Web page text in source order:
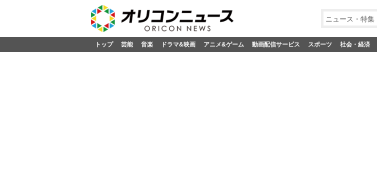
ニュース・特集
トップ 芸能 音楽 ドラマ&映画 アニメ&ゲーム 動画配信サービス スポーツ 社会・経済